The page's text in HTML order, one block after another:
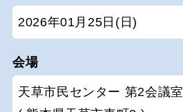
2026年01月25日(日)
会場
天草市民センター 第2会議室